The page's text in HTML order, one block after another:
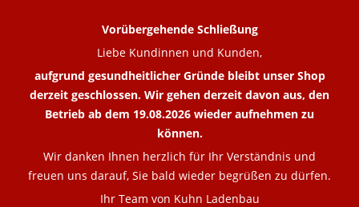
Vorübergehende Schließung
Liebe Kundinnen und Kunden,
aufgrund gesundheitlicher Gründe bleibt unser Shop
derzeit geschlossen. Wir gehen derzeit davon aus, den
Betrieb ab dem 19.08.2026 wieder aufnehmen zu
können.
Wir danken Ihnen herzlich für Ihr Verständnis und
freuen uns darauf, Sie bald wieder begrüßen zu dürfen.
Ihr Team von Kuhn Ladenbau